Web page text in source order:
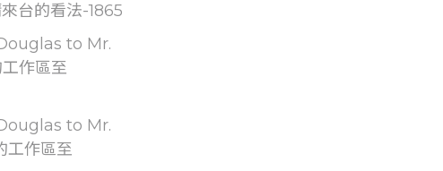
台的看法-1865
to Mr.
作區至
to Mr.
工作區至